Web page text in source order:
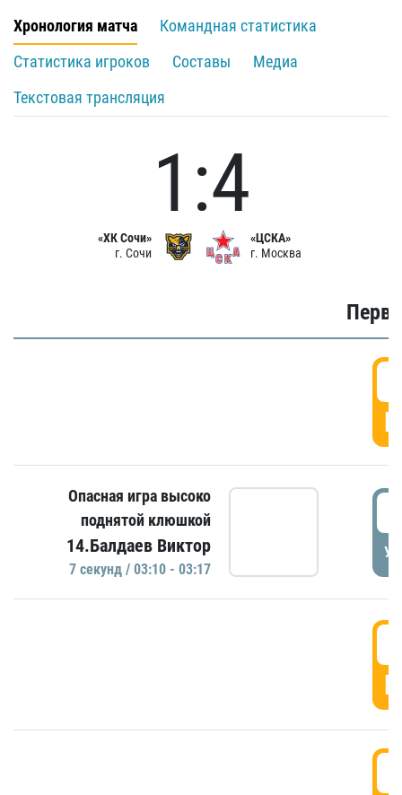
Хронология матча
Командная статистика
Статистика игроков
Составы
Медиа
Текстовая трансляция
«ХК Сочи»
г. Сочи
1:4
«ЦСКА»
г. Москва
Опасная игра высоко
поднятой клюшкой
14.Балдаев Виктор
7 секунд / 03:10 - 03:17